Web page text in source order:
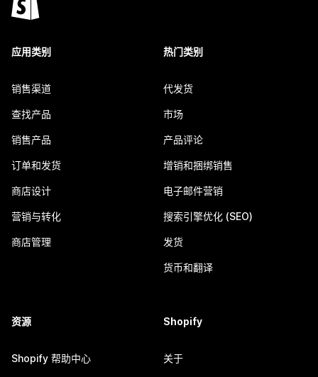
应用类别
销售渠道
查找产品
销售产品
订单和发货
商店设计
营销与转化
商店管理
热门类别
代发货
市场
产品评论
增销和捆绑销售
电子邮件营销
搜索引擎优化 (SEO)
发货
货币和翻译
资源
Shopify 帮助中心
Shopify
关于